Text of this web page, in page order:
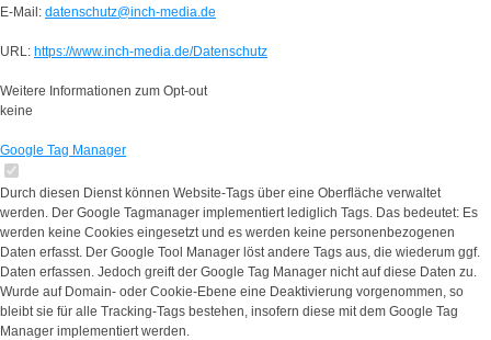
E-Mail: datenschutz@inch-media.de
URL: https://www.inch-media.de/Datenschutz
Weitere Informationen zum Opt-out
keine
Google Tag Manager
Durch diesen Dienst können Website-Tags über eine Oberfläche verwaltet
werden. Der Google Tagmanager implementiert lediglich Tags. Das bedeutet: Es
werden keine Cookies eingesetzt und es werden keine personenbezogenen
Daten erfasst. Der Google Tool Manager löst andere Tags aus, die wiederum ggf.
Daten erfassen. Jedoch greift der Google Tag Manager nicht auf diese Daten zu.
Wurde auf Domain- oder Cookie-Ebene eine Deaktivierung vorgenommen, so
bleibt sie für alle Tracking-Tags bestehen, insofern diese mit dem Google Tag
Manager implementiert werden.